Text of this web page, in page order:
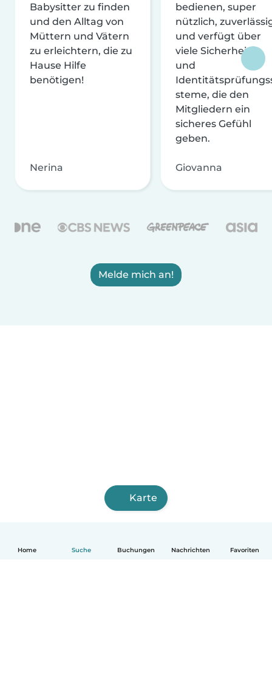
Home Suche Buchungen Nachrichten Favoriten
Babysitter zu finden
und den Alltag von
Müttern und Vätern
zu erleichtern, die zu
Hause Hilfe
benötigen!
Nerina
bedienen, super
nützlich,
und verfügt über
viele Sicherheits-
und
steme, die den
Mitgliedern ein
sicheres Gefühl
geben.
Giovanna
Melde mich an!
Karte